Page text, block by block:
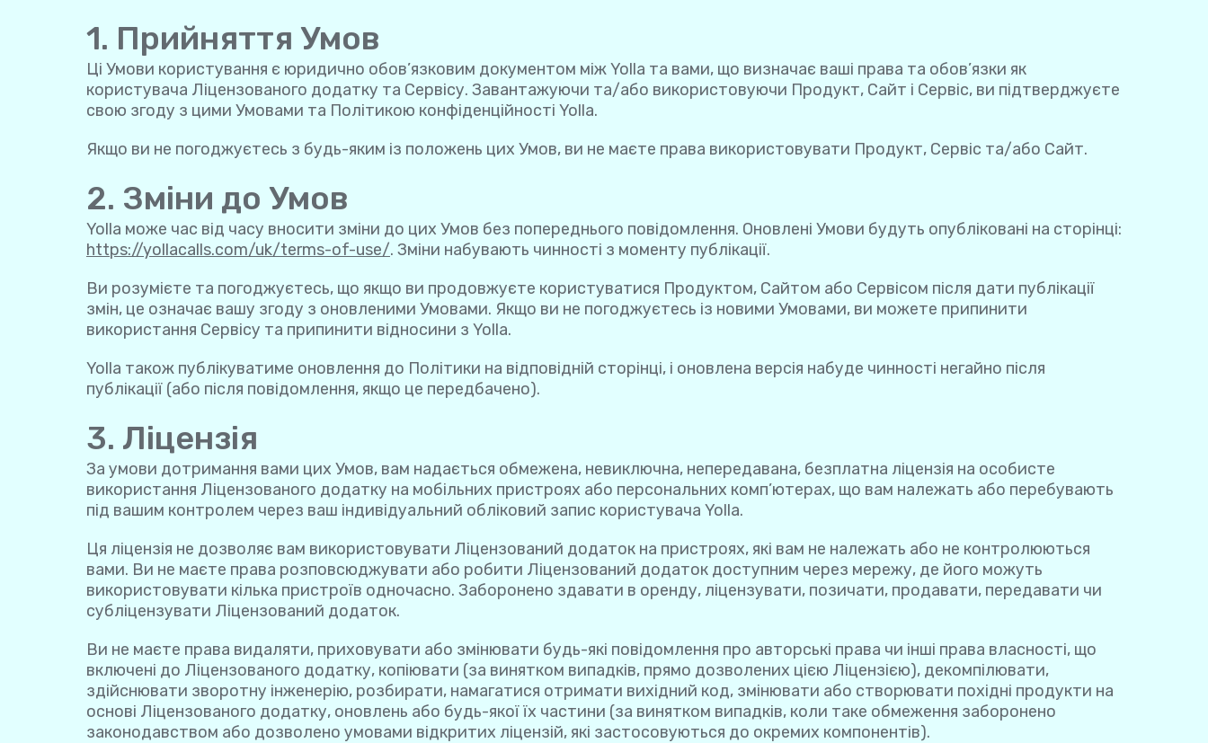
1. Прийняття Умов
Ці Умови користування є юридично обов’язковим документом між Yolla та вами, що визначає ваші права та обов’язки як
користувача Ліцензованого додатку та Сервісу. Завантажуючи та/або використовуючи Продукт, Сайт і Сервіс, ви підтверджуєте
свою згоду з цими Умовами та Політикою конфіденційності Yolla.
Якщо ви не погоджуєтесь з будь-яким із положень цих Умов, ви не маєте права використовувати Продукт, Сервіс та/або Сайт.
2. Зміни до Умов
Yolla може час від часу вносити зміни до цих Умов без попереднього повідомлення. Оновлені Умови будуть опубліковані на сторінці:
https://yollacalls.com/uk/terms-of-use/. Зміни набувають чинності з моменту публікації.
Ви розумієте та погоджуєтесь, що якщо ви продовжуєте користуватися Продуктом, Сайтом або Сервісом після дати публікації
змін, це означає вашу згоду з оновленими Умовами. Якщо ви не погоджуєтесь із новими Умовами, ви можете припинити
використання Сервісу та припинити відносини з Yolla.
Yolla також публікуватиме оновлення до Політики на відповідній сторінці, і оновлена версія набуде чинності негайно після
публікації (або після повідомлення, якщо це передбачено).
3. Ліцензія
За умови дотримання вами цих Умов, вам надається обмежена, невиключна, непередавана, безплатна ліцензія на особисте
використання Ліцензованого додатку на мобільних пристроях або персональних комп’ютерах, що вам належать або перебувають
під вашим контролем через ваш індивідуальний обліковий запис користувача Yolla.
Ця ліцензія не дозволяє вам використовувати Ліцензований додаток на пристроях, які вам не належать або не контролюються
вами. Ви не маєте права розповсюджувати або робити Ліцензований додаток доступним через мережу, де його можуть
використовувати кілька пристроїв одночасно. Заборонено здавати в оренду, ліцензувати, позичати, продавати, передавати чи
субліцензувати Ліцензований додаток.
Ви не маєте права видаляти, приховувати або змінювати будь-які повідомлення про авторські права чи інші права власності, що
включені до Ліцензованого додатку, копіювати (за винятком випадків, прямо дозволених цією Ліцензією), декомпілювати,
здійснювати зворотну інженерію, розбирати, намагатися отримати вихідний код, змінювати або створювати похідні продукти на
основі Ліцензованого додатку, оновлень або будь-якої їх частини (за винятком випадків, коли таке обмеження заборонено
законодавством або дозволено умовами відкритих ліцензій, які застосовуються до окремих компонентів).